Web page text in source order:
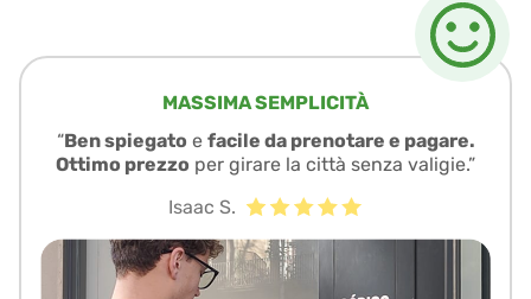
MASSIMA SEMPLICITÀ
“Ben spiegato e facile da prenotare e pagare.
Ottimo prezzo per girare la città senza valigie.”
Isaac S.